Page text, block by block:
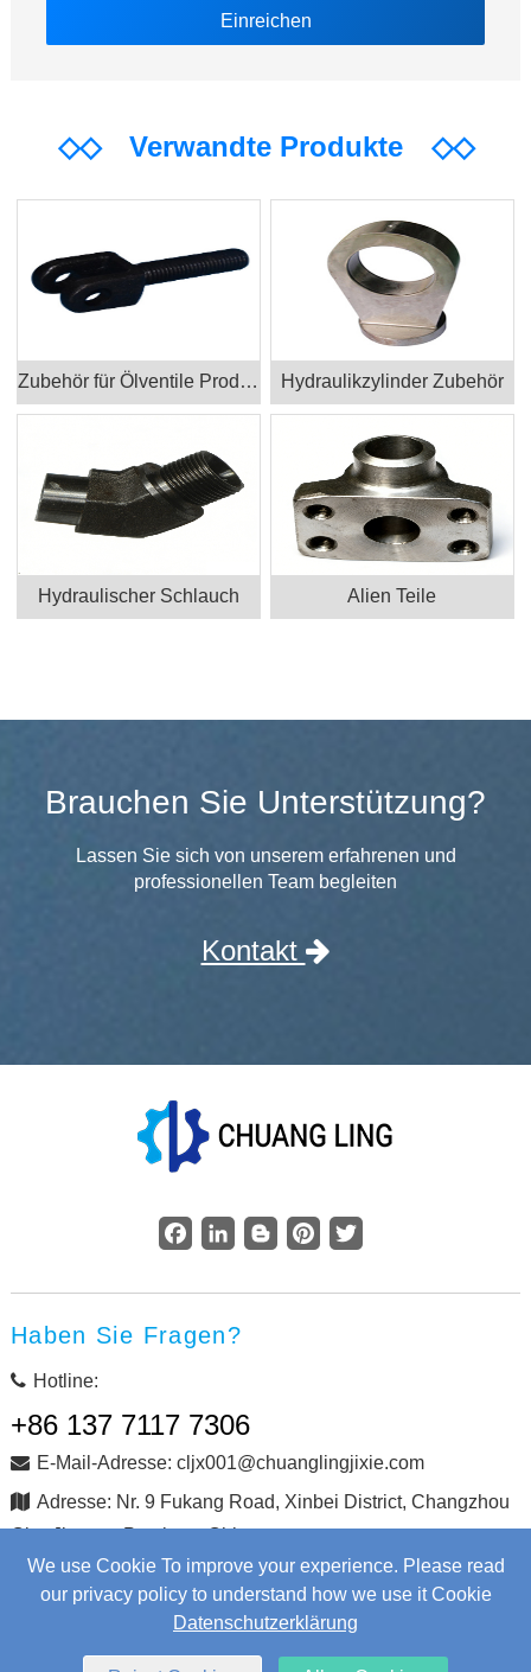
We use Cookie To improve your experience. Please read
our privacy policy to understand how we use it Cookie
Datenschutzerklärung
◇◇Verwandte Produkte ◇◇
Zubehör für Ölventile Produkte Hydraulikzylinder Zubehör
Hydraulischer Schlauch Alien Teile
Brauchen Sie Unterstützung?
Lassen Sie sich von unserem erfahrenen und
professionellen Team begleiten
Kontakt
Facebook
LinkedInBloggerPinterestTwitter
Haben Sie Fragen?
Hotline:
+86 137 7117 7306
E-Mail-Adresse: cljx001@chuanglingjixie.com
Adresse: Nr. 9 Fukang Road, Xinbei District, Changzhou
City, Jiangsu Province, China
Copyright © Changzhou Chuangling Machinery Co., Ltd. Alle
Sitemap
Nachrichten RSS XML-Dateien